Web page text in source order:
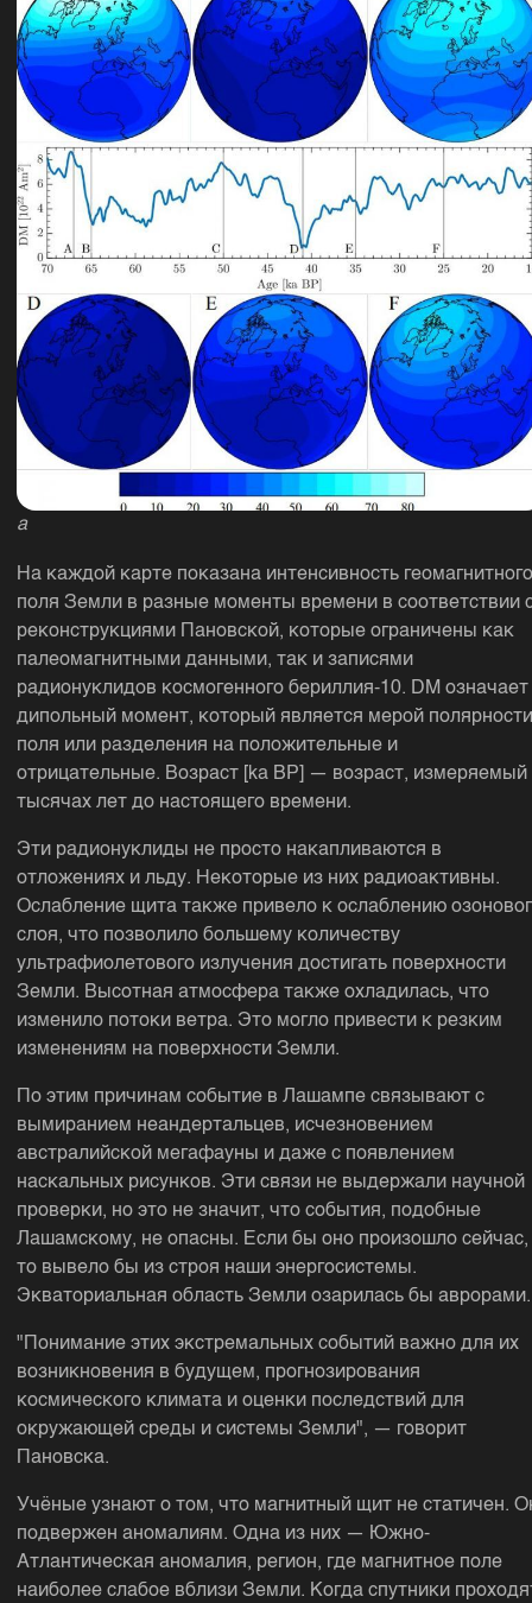
a
На каждой карте показана интенсивность геомагнитного
поля Земли в разные моменты времени в соответствии
реконструкциями Пановской, которые ограничены как
палеомагнитными данными, так и записями
радионуклидов космогенного бериллия-10. DM означает
дипольный момент, который является мерой полярности
поля или разделения на положительные и
отрицательные. Возраст [ka BP] — возраст, измеряемый
тысячах лет до настоящего времени.
Эти радионуклиды не просто накапливаются в
отложениях и льду. Некоторые из них радиоактивны.
Ослабление щита также привело к ослаблению
слоя, что позволило большему количеству
ультрафиолетового излучения достигать поверхности
Земли. Высотная атмосфера также охладилась, что
изменило потоки ветра. Это могло привести к резким
изменениям на поверхности Земли.
По этим причинам событие в Лашампе связывают с
вымиранием неандертальцев, исчезновением
австралийской мегафауны и даже с появлением
наскальных рисунков. Эти связи не выдержали научной
проверки, но это не значит, что события, подобные
Лашамскому, не опасны. Если бы оно произошло сейчас,
то вывело бы из строя наши энергосистемы.
Экваториальная область Земли озарилась бы аврорами.
"Понимание этих экстремальных событий важно для их
возникновения в будущем, прогнозирования
космического климата и оценки последствий для
окружающей среды и системы Земли", — говорит
Пановска.
Учёные узнают о том, что магнитный щит не статичен.
подвержен аномалиям. Одна из них — Южно-
Атлантическая аномалия, регион, где магнитное поле
наиболее слабое вблизи Земли. Когда спутники